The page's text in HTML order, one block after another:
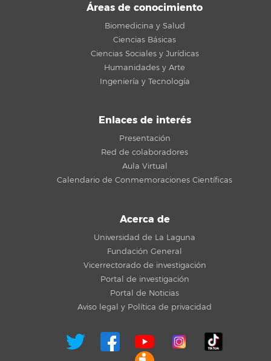
Áreas de conocimiento
Biomedicina y Salud
Ciencias Básicas
Ciencias Sociales y Jurídicas
Humanidades y Arte
Ingeniería y Tecnología
Enlaces de interés
Presentación
Red de colaboradores
Aula Virtual
Calendario de Conmemoraciones Científicas
Acerca de
Universidad de La Laguna
Fundación General
Vicerrectorado de investigación
Portal de investigación
Portal de Noticias
Aviso legal y Política de privacidad